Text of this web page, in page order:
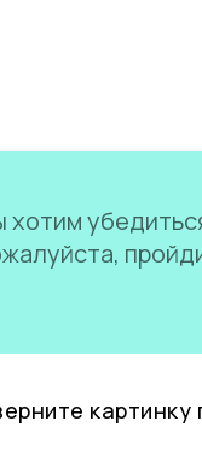
хотим
картинку